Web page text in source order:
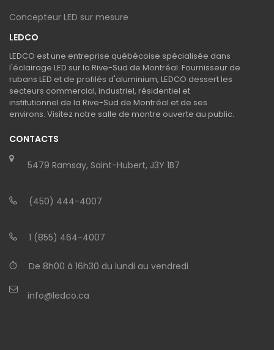
Concepteur LED sur mesure
LEDCO
LEDCO est une entreprise québécoise spécialisée dans
l'éclairage LED sur la Rive-Sud de Montréal. Fournisseur de
rubans LED et de profilés d'aluminium, LEDCO dessert les
secteurs commercial, industriel, résidentiel et
institutionnel de la Rive-Sud de Montréal et de ses
environs. Visitez notre salle de montre ouverte au public.
CONTACTS
5479 Ramsay, Saint-Hubert, J3Y 1B7
(450) 444-4007
1 (855) 464-4007
De 8h00 à 16h30 du lundi au vendredi
info@ledco.ca